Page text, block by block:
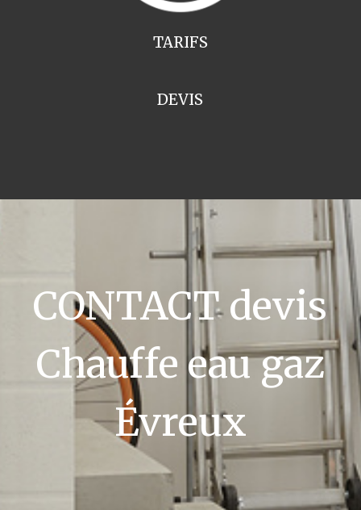
TARIFS
DEVIS
CONTACT devis
Chauffe eau gaz
Évreux